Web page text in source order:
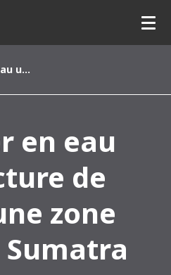
Alimenter en eau une structure de soins et une zone rurale de Sumatra
en eau
de
zone